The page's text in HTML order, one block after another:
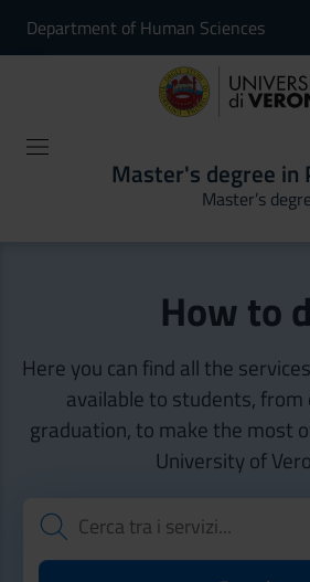
Department of Human Sciences
Master's degree in
Master’s
How to
Here you can find all the
available to students,
graduation, to make the most
University of